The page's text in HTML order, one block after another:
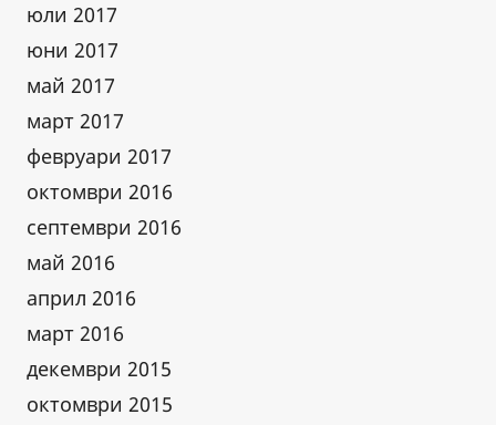
юли 2017
юни 2017
май 2017
март 2017
февруари 2017
октомври 2016
септември 2016
май 2016
април 2016
март 2016
декември 2015
октомври 2015